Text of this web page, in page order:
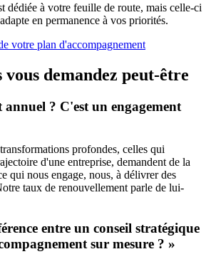
dédiée à votre feuille de route, mais celle-ci
en permanence à vos priorités.
votre plan d'accompagnement
vous demandez peut-être
? C'est un engagement
profondes, celles qui
d'une entreprise, demandent de la
qui nous engage, nous, à délivrer des
taux de renouvellement parle de lui-
entre un conseil stratégique
sur mesure ? »